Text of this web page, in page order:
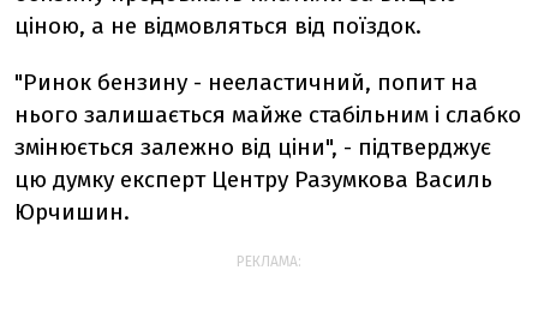
ціною, а не відмовляться від поїздок.
"Ринок бензину - нееластичний, попит на
нього залишається майже стабільним і слабко
змінюється залежно від ціни", - підтверджує
цю думку експерт Центру Разумкова Василь
Юрчишин.
РЕКЛАМА: